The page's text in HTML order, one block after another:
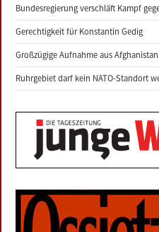
Bundesregierung verschläft Kampf
Gerechtigkeit für Konstantin Gedig
Großzügige Aufnahme aus
Ruhrgebiet darf kein NATO-Standort